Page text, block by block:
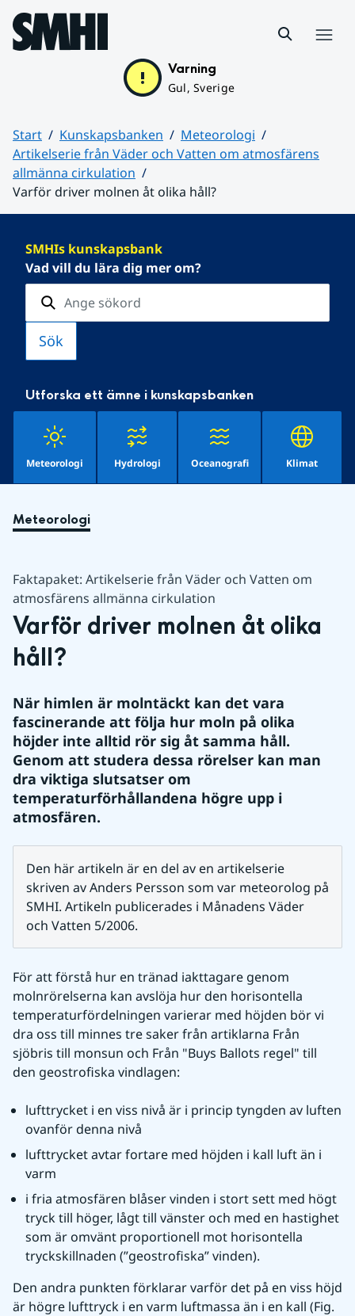
Hoppa till sidans innehåll
Varning
Gul, Sverige
Start Kunskapsbanken
Meteorologi
Artikelserie från Väder och Vatten om atmosfärens
allmänna cirkulation
Varför driver molnen åt olika håll?
SMHIs kunskapsbank
Vad vill du lära dig mer om?
Utforska ett ämne i kunskapsbanken
Meteorologi Hydrologi Oceanografi Klimat
Meteorologi
Faktapaket: Artikelserie från Väder och Vatten om
atmosfärens allmänna cirkulation
Varför driver molnen åt olika
håll?
När himlen är molntäckt kan det vara
fascinerande att följa hur moln på olika
höjder inte alltid rör sig åt samma håll.
Genom att studera dessa rörelser kan man
dra viktiga slutsatser om
temperaturförhållandena högre upp i
atmosfären.
Den här artikeln är en del av en artikelserie
skriven av Anders Persson som var meteorolog på
SMHI. Artikeln publicerades i Månadens Väder
och Vatten 5/2006.
För att förstå hur en tränad iakttagare genom
molnrörelserna kan avslöja hur den horisontella
temperaturfördelningen varierar med höjden bör vi
dra oss till minnes tre saker från artiklarna Från
sjöbris till monsun och Från "Buys Ballots regel" till
den geostrofiska vindlagen:
lufttrycket i en viss nivå är i princip tyngden av luften
ovanför denna nivå
lufttrycket avtar fortare med höjden i kall luft än i
varm
i fria atmosfären blåser vinden i stort sett med högt
tryck till höger, lågt till vänster och med en hastighet
som är omvänt proportionell mot horisontella
tryckskillnaden (”geostrofiska” vinden).
Den andra punkten förklarar varför det på en viss höjd
är högre lufttryck i en varm luftmassa än i en kall (Fig.